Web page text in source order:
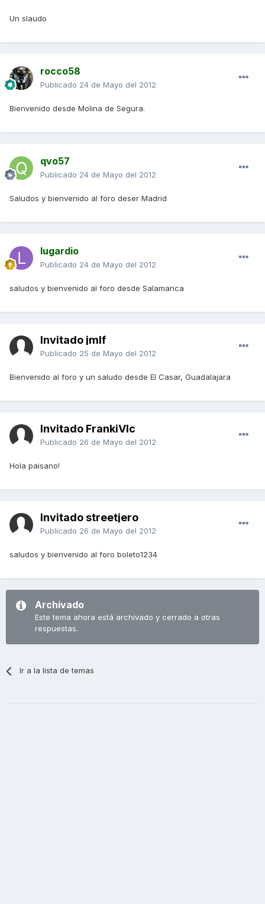
Un slaudo
rocco58
Publicado 24 de Mayo del 2012
Bienvenido desde Molina de Segura.
qvo57
Publicado 24 de Mayo del 2012
Saludos y bienvenido al foro deser Madrid
lugardio
Publicado 24 de Mayo del 2012
saludos y bienvenido al foro desde Salamanca
Invitado jmlf
Publicado 25 de Mayo del 2012
Bienvenido al foro y un saludo desde El Casar, Guadalajara
Invitado FrankiVlc
Publicado 26 de Mayo del 2012
Hola paisano!
Invitado streetjero
Publicado 26 de Mayo del 2012
saludos y bienvenido al foro boleto1234
Archivado
Este tema ahora está archivado y cerrado a otras
respuestas.
Ir a la lista de temas